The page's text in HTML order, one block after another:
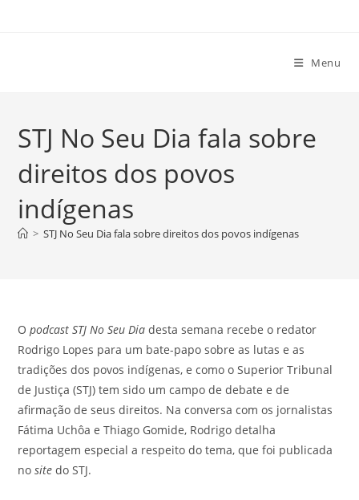
Menu
STJ No Seu Dia fala sobre
direitos dos povos
indígenas
> STJ No Seu Dia fala sobre direitos dos povos indígenas
Opodcast STJ No Seu Dia desta semana recebe o redator
Rodrigo Lopes para um bate-papo sobre as lutas e as
tradições dos povos indígenas, e como oSuperior Tribunal
de Justiça (STJ) tem sido um campo de debate e de
afirmação de seus direitos. Na conversa comos jornalistas
Fátima Uchôa e Thiago Gomide, Rodrigo detalha
reportagem especial a respeito do tema, que foi publicada
nosite doSTJ.